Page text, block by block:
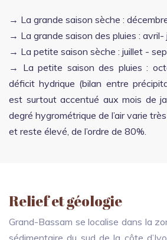
→ La grande saison sèche :
→ La grande saison des pluies : avril-
→ La petite saison sèche : juillet -
→ La petite saison des pluies :
déficit hydrique (bilan entre
est surtout accentué aux mois de
degré hygrométrique de l’air varie
et reste élevé, de l’ordre de 80%.
Relief et géologie
Grand-Bassam se localise dans la